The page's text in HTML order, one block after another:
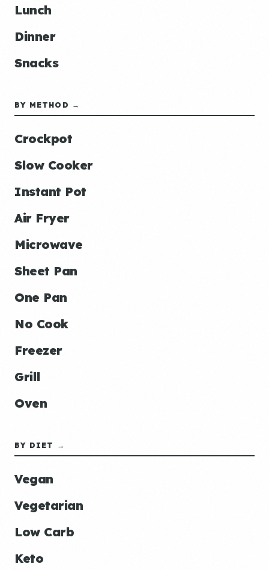
Lunch
Dinner
Snacks
BY METHOD →
Crockpot
Slow Cooker
Instant Pot
Air Fryer
Microwave
Sheet Pan
One Pan
No Cook
Freezer
Grill
Oven
BY DIET →
Vegan
Vegetarian
Low Carb
Keto